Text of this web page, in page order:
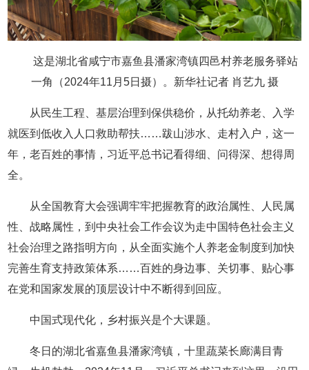
这是湖北省咸宁市嘉鱼县潘家湾镇四邑村养老服务驿站
一角（2024年11月5日摄）。新华社记者 肖艺九 摄
从民生工程、基层治理到保供稳价，从托幼养老、入学
就医到低收入人口救助帮扶……跋山涉水、走村入户，这一
年，老百姓的事情，习近平总书记看得细、问得深、想得周
全。
从全国教育大会强调牢牢把握教育的政治属性、人民属
性、战略属性，到中央社会工作会议为走中国特色社会主义
社会治理之路指明方向，从全面实施个人养老金制度到加快
完善生育支持政策体系……百姓的身边事、关切事、贴心事
在党和国家发展的顶层设计中不断得到回应。
中国式现代化，乡村振兴是个大课题。
冬日的湖北省嘉鱼县潘家湾镇，十里蔬菜长廊满目青